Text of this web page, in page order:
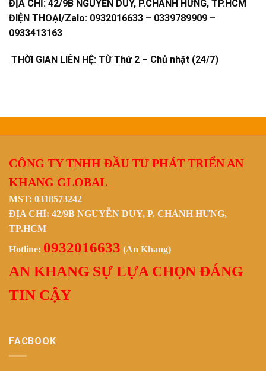
ĐỊA CHỈ: 42/9B NGUYỄN DUY, P.CHÁNH HƯNG, TP.HCM
ĐIỆN THOẠI/Zalo: 0932016633 – 0339789909 –
0933413163
THỜI GIAN LIÊN HỆ: TỪ Thứ 2 – Chủ nhật (24/7)
CÔNG TY TNHH ĐẦU TƯ PHÁT TRIỂN AN
KHANG GLOBAL
MST: 0318573242
ĐỊA CHỈ: 42/9B NGUYỄN DUY, P. CHÁNH HƯNG,
TP.HCM
Hotline: 0932016633 (An Khang)
AN KHANG SỰ LỰA CHỌN ĐÁNG
TIN CẬY
FACBOOK